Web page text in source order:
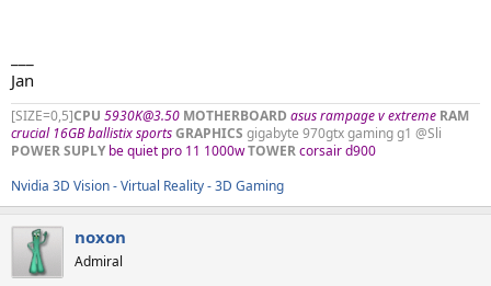
Jan
[SIZE=0,5]CPU 5930K@3.50 MOTHERBOARD asus rampage v extreme RAM
crucial 16GB ballistix sportsGRAPHICS gigabyte 970gtx gaming g1 @Sli
POWER SUPLYbe quiet pro 11 1000wTOWERcorsair d900
Nvidia 3D Vision - Virtual Reality - 3D Gaming
noxon
Admiral